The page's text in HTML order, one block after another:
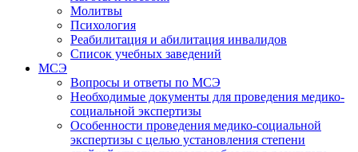
Молитвы
Психология
Реабилитация и абилитация инвалидов
Список учебных заведений
МСЭ
Вопросы и ответы по МСЭ
Необходимые документы для проведения медико-
социальной экспертизы
Особенности проведения медико-социальной
экспертизы с целью установления степени